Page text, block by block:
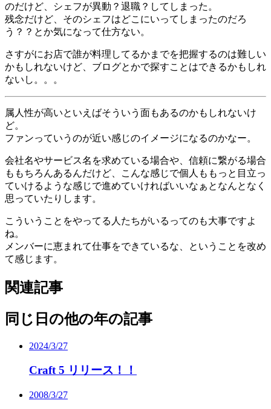
のだけど、シェフが異動？退職？してしまった。
残念だけど、そのシェフはどこにいってしまったのだろ
う？？とか気になって仕方ない。
さすがにお店で誰が料理してるかまでを把握するのは難しい
かもしれないけど、ブログとかで探すことはできるかもしれ
ないし。。。
属人性が高いといえばそういう面もあるのかもしれないけ
ど。
ファンっていうのが近い感じのイメージになるのかなー。
会社名やサービス名を求めている場合や、信頼に繋がる場合
ももちろんあるんだけど、こんな感じで個人ももっと目立っ
ていけるような感じで進めていければいいなぁとなんとなく
思っていたりします。
こういうことをやってる人たちがいるってのも大事ですよ
ね。
メンバーに恵まれて仕事をできているな、ということを改め
て感じます。
関連記事
同じ日の他の年の記事
2024/3/27
Craft 5 リリース！！
2008/3/27